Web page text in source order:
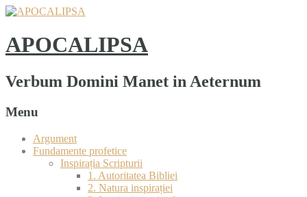
APOCALIPSA
Verbum Domini Manet in Aeternum
Menu
Argument
Fundamente profetice
Inspirația Scripturii
1. Autoritatea Bibliei
2. Natura inspirației